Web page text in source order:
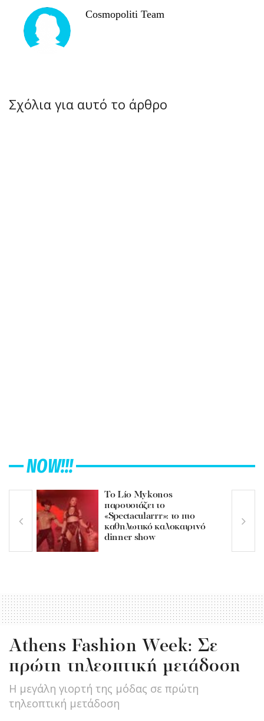
Cosmopoliti Team
Σχόλια για αυτό το άρθρο
NOW!!!
Το Lío Mykonos
παρουσιάζει το
«Spectacularrr»: το πιο
καθηλωτικό καλοκαιρινό
dinner show
Athens Fashion Week: Σε
πρώτη τηλεοπτική μετάδοση
Η μεγάλη γιορτή της μόδας σε πρώτη
τηλεοπτική μετάδοση